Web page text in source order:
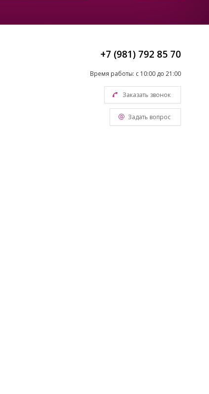
+7 (981) 792 85 70
Время работы: с 10:00 до 21:00
Заказать звонок
Задать вопрос